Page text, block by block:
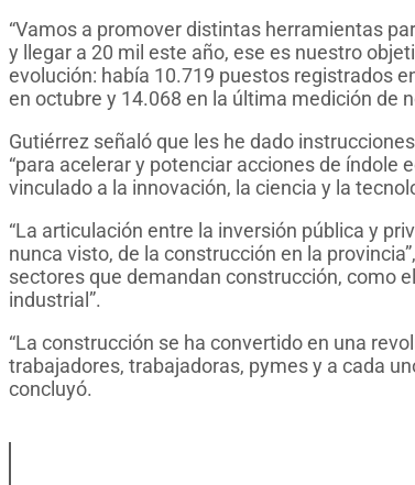
“Vamos a promover distintas herramientas
y llegar a 20 mil este año, ese es nuestro
evolución: había 10.719 puestos registrados
en octubre y 14.068 en la última medición de
Gutiérrez señaló que les he dado
“para acelerar y potenciar acciones de
vinculado a la innovación, la ciencia y la
“La articulación entre la inversión pública y
nunca visto, de la construcción en la
sectores que demandan construcción, como
industrial”.
“La construcción se ha convertido en una
trabajadores, trabajadoras, pymes y a cada
concluyó.